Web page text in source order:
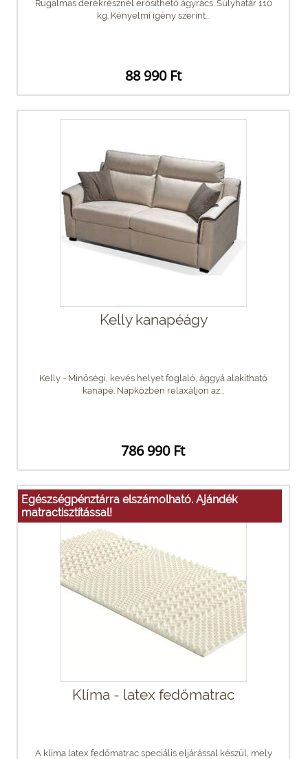
Rugalmas derékrésznél erősíthető ágyrács. Súlyhatár 110
kg. Kényelmi igény szerint...
88 990 Ft
Kelly kanapéágy
Kelly - Minőségi, kevés helyet foglaló, ággyá alakítható
kanapé. Napközben relaxáljon az...
786 990 Ft
Egészségpénztárra elszámolható. Ajándék
matractisztítással!
Klíma - latex fedőmatrac
A klíma latex fedőmatrac speciális eljárással készül, mely